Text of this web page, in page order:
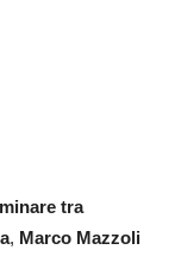
tra
, Marco Mazzoli